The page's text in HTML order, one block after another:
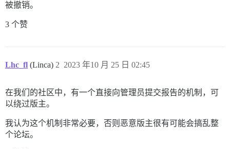
被撤销。
3 个赞
Lhc_fl (Linca) 2023 年10 月 25 日 02:45
2
在我们的社区中，有一个直接向管理员提交报告的机制，可
以绕过版主。
我认为这个机制非常必要，否则恶意版主很有可能会搞乱整
个论坛。